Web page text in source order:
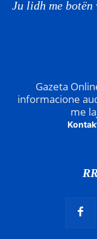
Ju lidh me botën
Gazeta
informacione
me